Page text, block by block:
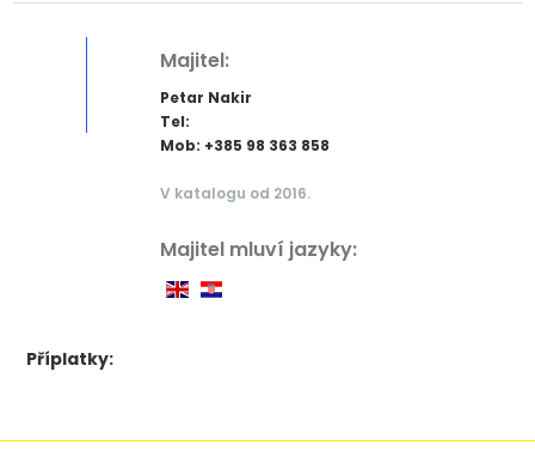
Majitel:
Petar Nakir
Tel:
Mob: +385 98 363 858
V katalogu od 2016.
Majitel mluví jazyky:
Příplatky: